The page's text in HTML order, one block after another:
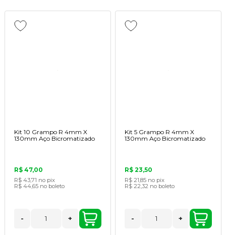
Kit 10 Grampo R 4mm X
130mm Aço Bicromatizado
R$ 47,00
R$ 43,71 no pix
R$ 44,65 no boleto
- +
Kit 5 Grampo R 4mm X
130mm Aço Bicromatizado
R$ 23,50
R$ 21,85 no pix
R$ 22,32 no boleto
- +